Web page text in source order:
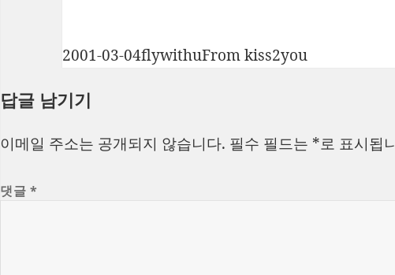
작
일
2001-03-04글
flywithu카
From kiss2you
답글 남기기
이메일 주소는 공개되지 않습니다. 필수 필드는 *로 표시됩
댓글*